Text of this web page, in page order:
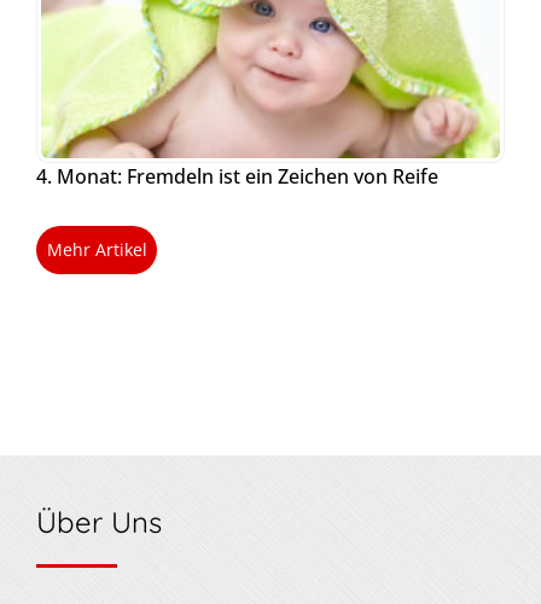
4. Monat: Fremdeln ist ein Zeichen von Reife
Mehr Artikel
Über Uns